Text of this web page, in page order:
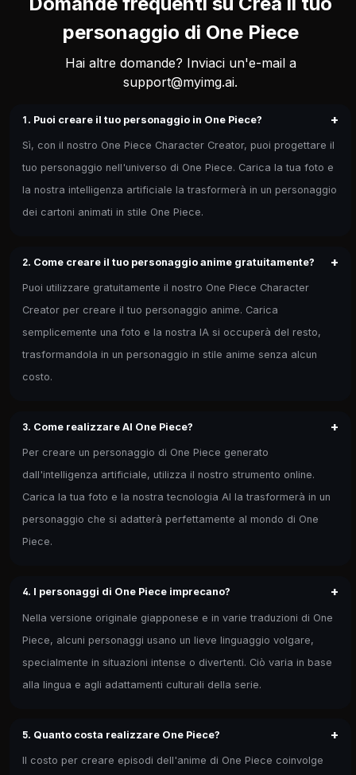
personaggio di One Piece
Hai altre domande? Inviaci un'e-mail a
support@myimg.ai.
1. Puoi creare il tuo personaggio in One Piece? +
Sì, con il nostro One Piece Character Creator, puoi progettare il
tuo personaggio nell'universo di One Piece. Carica la tua foto e
la nostra intelligenza artificiale la trasformerà in un personaggio
dei cartoni animati in stile One Piece.
2. Come creare il tuo personaggio anime gratuitamente? +
Puoi utilizzare gratuitamente il nostro One Piece Character
Creator per creare il tuo personaggio anime. Carica
semplicemente una foto e la nostra IA si occuperà del resto,
trasformandola in un personaggio in stile anime senza alcun
costo.
3. Come realizzare AI One Piece? +
Per creare un personaggio di One Piece generato
dall'intelligenza artificiale, utilizza il nostro strumento online.
Carica la tua foto e la nostra tecnologia AI la trasformerà in un
personaggio che si adatterà perfettamente al mondo di One
Piece.
4. I personaggi di One Piece imprecano? +
Nella versione originale giapponese e in varie traduzioni di One
Piece, alcuni personaggi usano un lieve linguaggio volgare,
specialmente in situazioni intense o divertenti. Ciò varia in base
alla lingua e agli adattamenti culturali della serie.
5. Quanto costa realizzare One Piece? +
Il costo per creare episodi dell'anime di One Piece coinvolge